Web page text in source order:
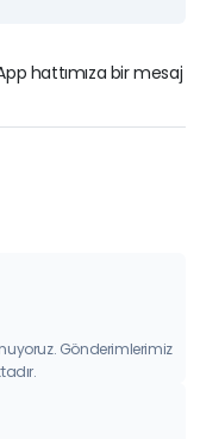
hattımıza bir mesaj
Gönderimlerimiz